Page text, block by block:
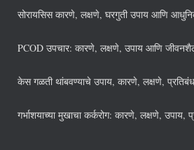
सोरायसिस कारणे, लक्षणे, घरगुती उपाय आणि
PCOD उपचार: कारणे, लक्षणे, उपाय आणि
केस गळती थांबवण्याचे उपाय, कारणे, लक्षणे,
गर्भाशयाच्या मुखाचा कर्करोग: कारणे, लक्षणे,